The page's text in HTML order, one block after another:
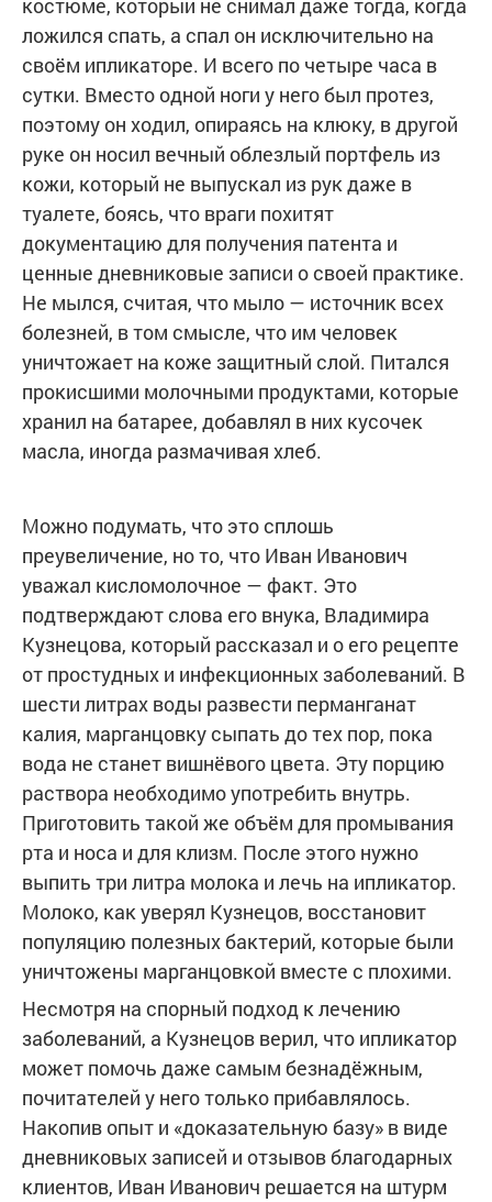
костюме, который не снимал даже тогда, когда
ложился спать, а спал он исключительно на
своём ипликаторе. И всего по четыре часа в
сутки. Вместо одной ноги у него был протез,
поэтому он ходил, опираясь на клюку, в другой
руке он носил вечный облезлый портфель из
кожи, который не выпускал из рук даже в
туалете, боясь, что враги похитят
документацию для получения патента и
ценные дневниковые записи о своей практике.
Не мылся, считая, что мыло — источник всех
болезней, в том смысле, что им человек
уничтожает на коже защитный слой. Питался
прокисшими молочными продуктами, которые
хранил на батарее, добавлял в них кусочек
масла, иногда размачивая хлеб.
Можно подумать, что это сплошь
преувеличение, но то, что Иван Иванович
уважал кисломолочное — факт. Это
подтверждают слова его внука, Владимира
Кузнецова, который рассказал и о его рецепте
от простудных и инфекционных заболеваний. В
шести литрах воды развести перманганат
калия, марганцовку сыпать до тех пор, пока
вода не станет вишнёвого цвета. Эту порцию
раствора необходимо употребить внутрь.
Приготовить такой же объём для промывания
рта и носа и для клизм. После этого нужно
выпить три литра молока и лечь на ипликатор.
Молоко, как уверял Кузнецов, восстановит
популяцию полезных бактерий, которые были
уничтожены марганцовкой вместе с плохими.
Несмотря на спорный подход к лечению
заболеваний, а Кузнецов верил, что ипликатор
может помочь даже самым безнадёжным,
почитателей у него только прибавлялось.
Накопив опыт и «доказательную базу» в виде
дневниковых записей и отзывов благодарных
клиентов, Иван Иванович решается на штурм